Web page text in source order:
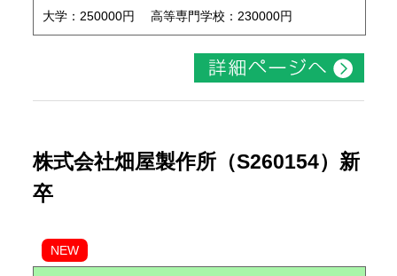
大学：250000円 高等専門学校：230000円
株式会社畑屋製作所（S260154）新
卒
NEW